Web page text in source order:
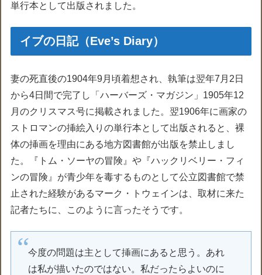
単行本として出版されました。
イブの日記（Eve’s Diary）
妻の死直後の1904年9月頃着想され、執筆は翌年7月2日
から4日間で完了し「ハーバーズ・マガジン」1905年12
月のクリスマス号に掲載されました。翌1906年に画家の
ストロマンの挿絵入りの単行本として出版されると、裸
体の挿画を理由にある地方図書館が出版を禁止しまし
た。『トム・ソーヤの冒険』や『ハックリベリー・フィ
ンの冒険』が青少年を毒するものとして公立図書館で禁
止された経験があるマーク・トウェインは、取材に来た
記者たちに、このように言ったそうです。
今度の問題は主として挿画にあると思う。あれ
は私が描いたのではない。私だったらよいのに